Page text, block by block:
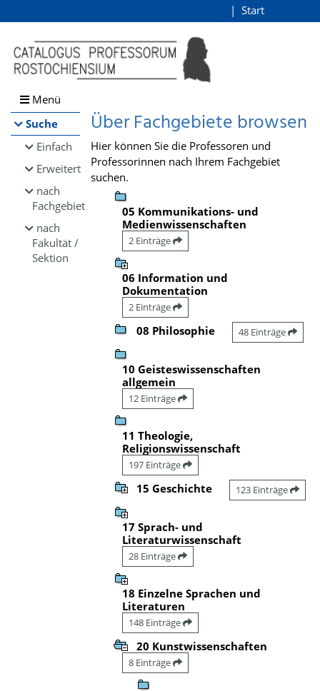
Browsen
direkt zum Inhalt
Start
Menü
Suche
Einfach
Erweitert
nach
Fachgebiet
nach
Fakultät /
Sektion
Über Fachgebiete browsen
Hier können Sie die Professoren und
Professorinnen nach Ihrem Fachgebiet
suchen.
05 Kommunikations- und
Medienwissenschaften
2 Einträge
06 Information und
Dokumentation
2 Einträge
08 Philosophie 48 Einträge
10 Geisteswissenschaften
allgemein
12 Einträge
11 Theologie,
Religionswissenschaft
197 Einträge
15 Geschichte 123 Einträge
17 Sprach- und
Literaturwissenschaft
28 Einträge
18 Einzelne Sprachen und
Literaturen
148 Einträge
20 Kunstwissenschaften
8 Einträge